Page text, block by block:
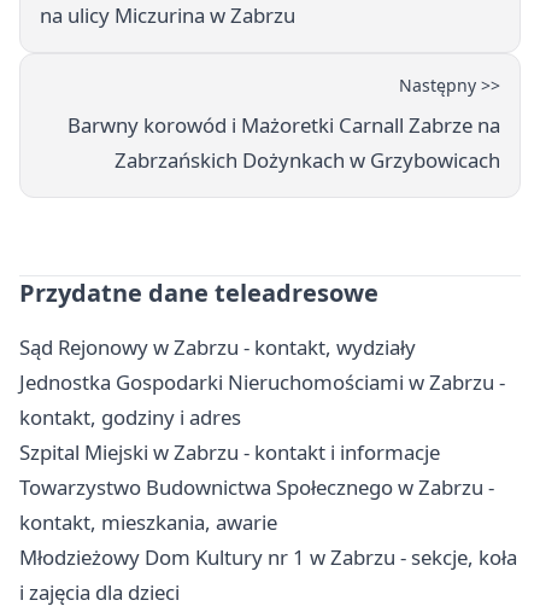
na ulicy Miczurina w Zabrzu
Następny >>
Barwny korowód i Mażoretki Carnall Zabrze na
Zabrzańskich Dożynkach w Grzybowicach
Przydatne dane teleadresowe
Sąd Rejonowy w Zabrzu - kontakt, wydziały
Jednostka Gospodarki Nieruchomościami w Zabrzu -
kontakt, godziny i adres
Szpital Miejski w Zabrzu - kontakt i informacje
Towarzystwo Budownictwa Społecznego w Zabrzu -
kontakt, mieszkania, awarie
Młodzieżowy Dom Kultury nr 1 w Zabrzu - sekcje, koła
i zajęcia dla dzieci